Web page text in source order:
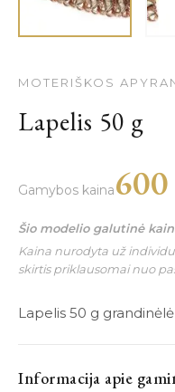
MOTERIŠKOS
Lapelis 50 g
Gamybos kaina600
Šio modelio galutinė
Kaina nurodyta už
skirtis priklausomai nuo
Lapelis 50 g
Informacija apie